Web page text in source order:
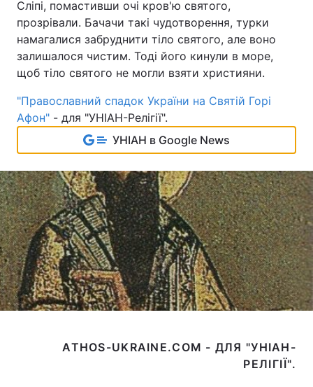
Сліпі, помастивши очі кров'ю святого,
прозрівали. Бачачи такі чудотворення, турки
намагалися забруднити тіло святого, але воно
залишалося чистим. Тоді його кинули в море,
щоб тіло святого не могли взяти християни.
"Православний спадок України на Святій Горі
Афон" - для "УНІАН-Релігії".
УНІАН в Google News
ATHOS-UKRAINE.COM - ДЛЯ "УНІАН-